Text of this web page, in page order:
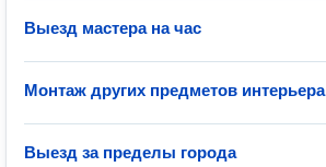
Выезд мастера на час
Монтаж других предметов интерьера
Выезд за пределы города